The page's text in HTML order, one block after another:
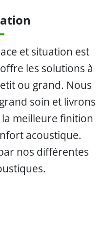
et situation est
les solutions à
ou grand. Nous
soin et livrons
meilleure finition
acoustique.
nos différentes